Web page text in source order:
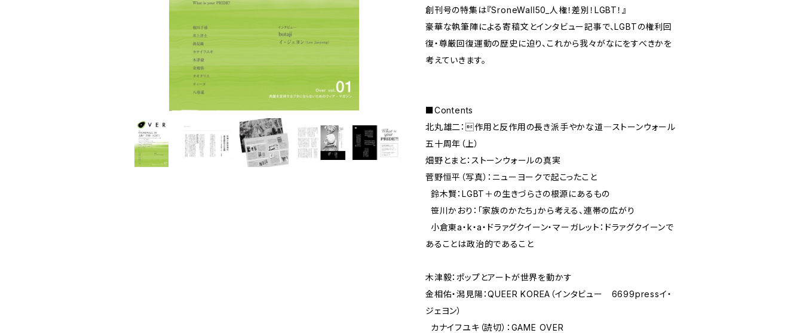
創刊号の特集は『SroneWall50_人権！差別！LGBT！』
豪華な執筆陣による寄稿文とインタビュー記事で、LGBTの権利回
復・尊厳回復運動の歴史に迫り、これから我々がなにをすべきかを
考えていきます。
■Contents
北丸雄二：作用と反作用の長き派手やかな道―ストーンウォール
五十周年（上）
畑野とまと：ストーンウォールの真実
菅野恒平（写真）：ニューヨークで起こったこと
鈴木賢：LGBT＋の生きづらさの根源にあるもの
笹川かおり：「家族のかたち」から考える、連帯の広がり
小倉東a・k・a・ドラァグクイーン・マーガレット：ドラァグクイーンで
あることは政治的であること
木津毅：ポップとアートが世界を動かす
金相佑・潟見陽：QUEER KOREA（インタビュー 6699pressイ・
ジェヨン）
カナイフユキ（読切）：GAME OVER